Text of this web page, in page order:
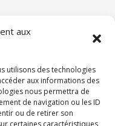
aux
utilisons des technologies
aux informations des
nous permettra de
de navigation ou les ID
ou de retirer son
certaines caractéristiques